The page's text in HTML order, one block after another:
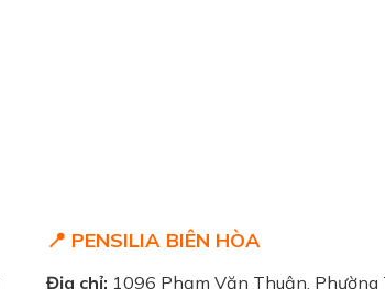
📍 PENSILIA BIÊN HÒA
Địa chỉ: 1096 Phạm Văn Thuận, Phường